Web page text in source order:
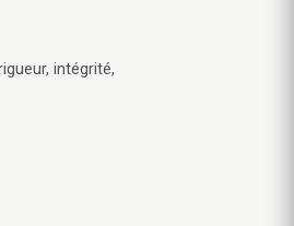
intégrité,